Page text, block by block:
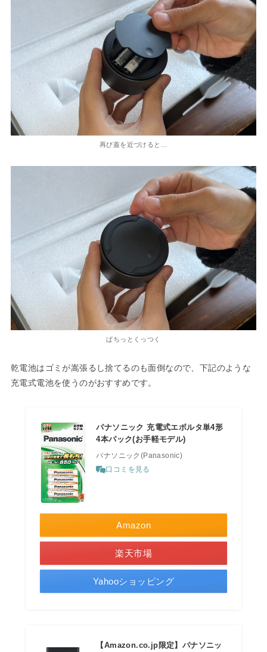
再び蓋を近づけると…
ぱちっとくっつく
乾電池はゴミが嵩張るし捨てるのも面倒なので、下記のような
充電式電池を使うのがおすすめです。
パナソニック 充電式エボルタ単4形
4本パック(お手軽モデル)
パナソニック(Panasonic)
口コミを見る
Amazon
楽天市場
Yahooショッピング
【Amazon.co.jp限定】パナソニッ